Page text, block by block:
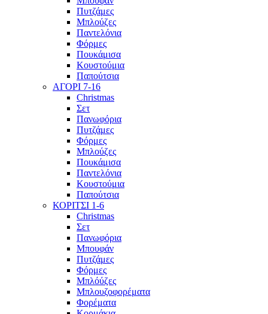
Πυτζάμες
Μπλούζες
Παντελόνια
Φόρμες
Πουκάμισα
Κουστούμια
Παπούτσια
ΑΓΟΡΙ 7-16
Christmas
Σετ
Πανωφόρια
Πυτζάμες
Φόρμες
Μπλούζες
Πουκάμισα
Παντελόνια
Κουστούμια
Παπούτσια
ΚΟΡΙΤΣΙ 1-6
Christmas
Σετ
Πανωφόρια
Μπουφάν
Πυτζάμες
Φόρμες
Μπλόύζες
Μπλουζοφορέματα
Φορέματα